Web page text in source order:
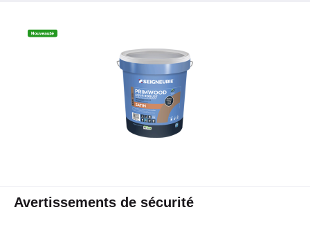
Avertissements de sécurité